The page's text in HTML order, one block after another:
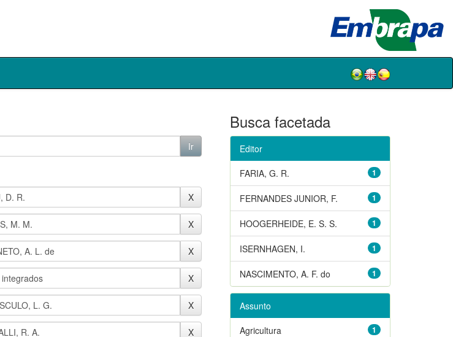
Busca facetada
Editor
1
FARIA, G. R.
1
FERNANDES JUNIOR, F.
1
HOOGERHEIDE, E. S. S.
1
ISERNHAGEN, I.
1
NASCIMENTO, A. F. do
Assunto
1
Agricultura